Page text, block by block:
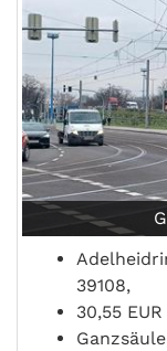
39108,
30,55